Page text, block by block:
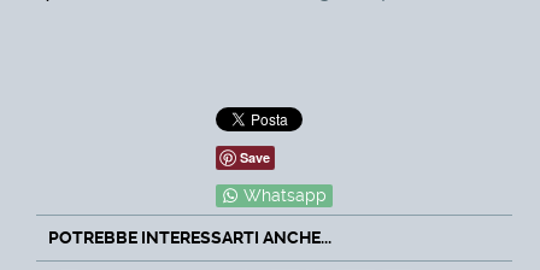
Save
Whatsapp
POTREBBE INTERESSARTI ANCHE...